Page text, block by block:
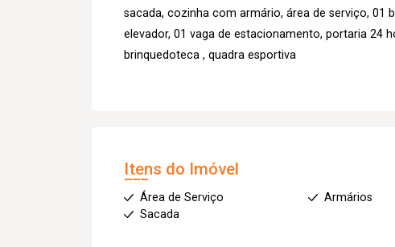
sacada, cozinha com armário, área de serviço, 01
elevador, 01 vaga de estacionamento, portaria 24
brinquedoteca , quadra esportiva
Itens do Imóvel
Área de Serviço Armários
Sacada